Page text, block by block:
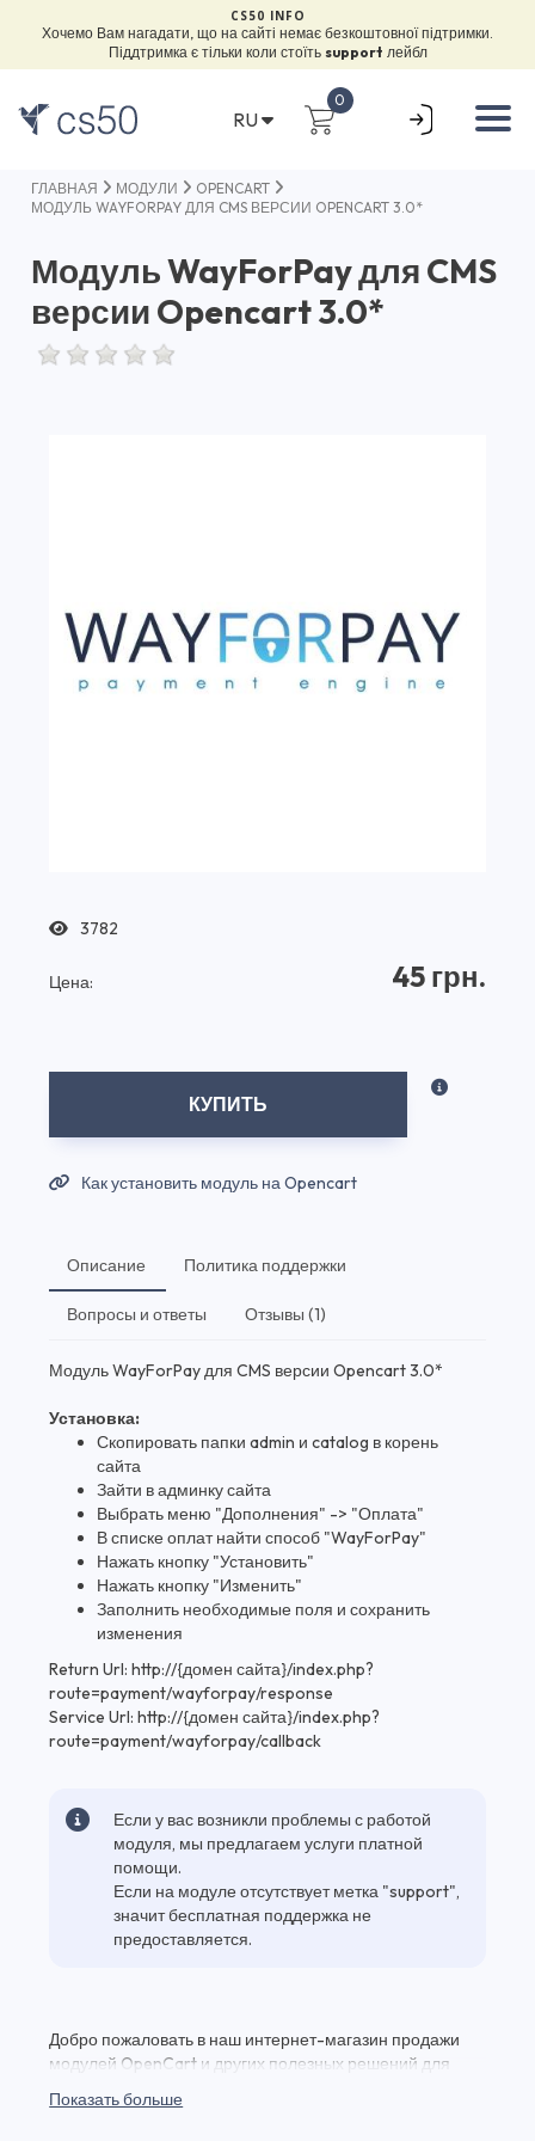
CS50 INFO
Хочемо Вам нагадати, що на сайті немає безкоштовної підтримки.
Піддтримка є тільки коли стоїть support лейбл
RU
0
ГЛАВНАЯ МОДУЛИ
OPENCART
МОДУЛЬ WAYFORPAY ДЛЯ CMS ВЕРСИИ OPENCART 3.0*
Модуль WayForPay для CMS
версии Opencart 3.0*
3782
Цена: 45 грн.
КУПИТЬ
Как установить модуль на Opencart
Описание Политика поддержки
Вопросы и ответы Отзывы (1)
Модуль WayForPay для CMS версии Opencart 3.0*
Установка:
Скопировать папки admin и catalog в корень
сайта
Зайти в админку сайта
Выбрать меню "Дополнения" -> "Оплата"
В списке оплат найти способ "WayForPay"
Нажать кнопку "Установить"
Нажать кнопку "Изменить"
Заполнить необходимые поля и сохранить
изменения
Return Url: http://{домен сайта}/index.php?
route=payment/wayforpay/response
Service Url: http://{домен сайта}/index.php?
route=payment/wayforpay/callback
Если у вас возникли проблемы с работой
модуля, мы предлагаем услуги платной
помощи.
Если на модуле отсутствует метка "support",
значит бесплатная поддержка не
предоставляется.
Добро пожаловать в наш интернет-магазин продажи
модулей OpenCart и других полезных решений для
WayForPay для CMS версии Opencart 3.0* и множество
Показать больше